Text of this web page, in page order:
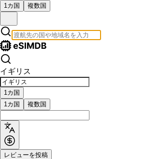
1カ国 複数国
イギリス
1カ国
1カ国
複数国
レビューを投稿